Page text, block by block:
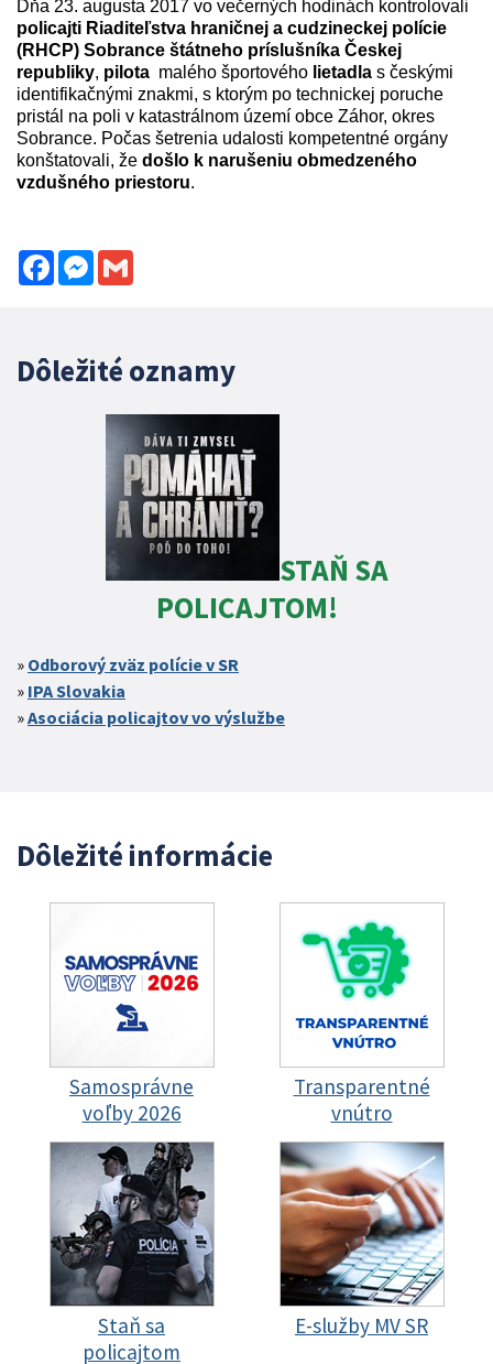
Dňa 23. augusta 2017 vo večerných hodinách kontrolovali
policajti Riaditeľstva hraničnej a cudzineckej polície
(RHCP) Sobrance štátneho príslušníka Českej
republiky, pilota malého športového lietadla s českými
identifikačnými znakmi, s ktorým po technickej poruche
pristál na poli v katastrálnom území obce Záhor, okres
Sobrance. Počas šetrenia udalosti kompetentné orgány
konštatovali, že došlo k narušeniu obmedzeného
vzdušného priestoru.
FacebookMessenger
Dôležité oznamy
STAŇ SA
POLICAJTOM!
Odborový zväz polície v SR
IPA Slovakia
Asociácia policajtov vo výslužbe
Dôležité informácie
Samosprávne
voľby 2026
Transparentné
vnútro
Staň sa
policajtom
E-služby MV SR